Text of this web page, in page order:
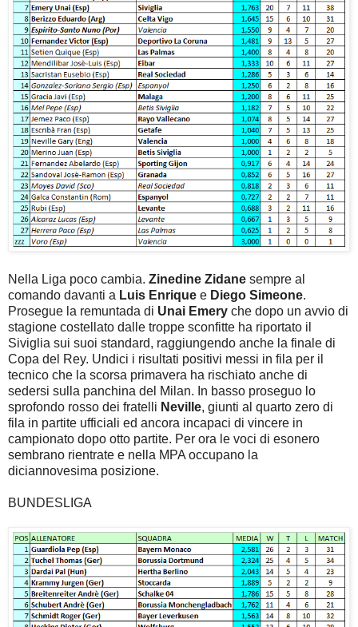
Nella Liga poco cambia. Zinedine Zidane sempre al
comando davanti a Luis Enrique e Diego Simeone.
Prosegue la remuntada di Unai Emery che dopo un avvio di
stagione costellato dalle troppe sconfitte ha riportato il
Siviglia sui suoi standard, raggiungendo anche la finale di
Copa del Rey. Undici i risultati positivi messi in fila per il
tecnico che la scorsa primavera ha rischiato anche di
sedersi sulla panchina del Milan. In basso proseguo lo
sprofondo rosso dei fratelli Neville, giunti al quarto zero di
fila in partite ufficiali ed ancora incapaci di vincere in
campionato dopo otto partite. Per ora le voci di esonero
sembrano rientrate e nella MPA occupano la
diciannovesima posizione.
BUNDESLIGA